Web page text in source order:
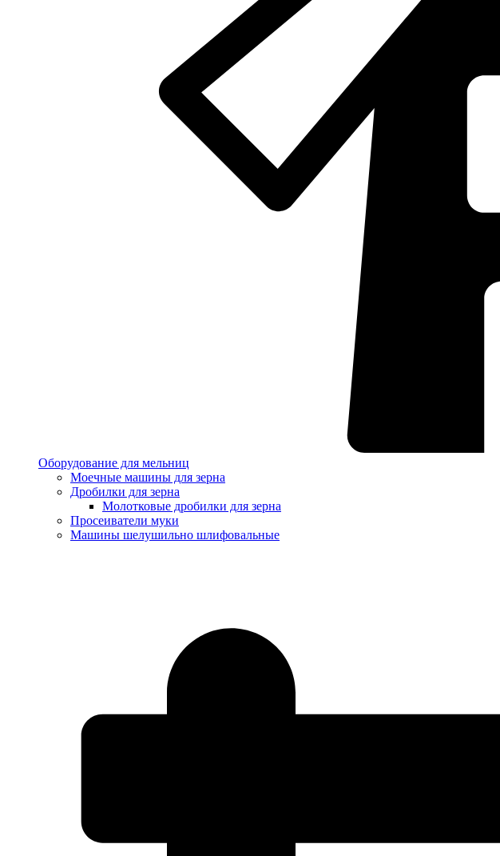
Оборудование для мельниц
Моечные машины для зерна
Дробилки для зерна
Молотковые дробилки для зерна
Просеиватели муки
Машины шелушильно шлифовальные